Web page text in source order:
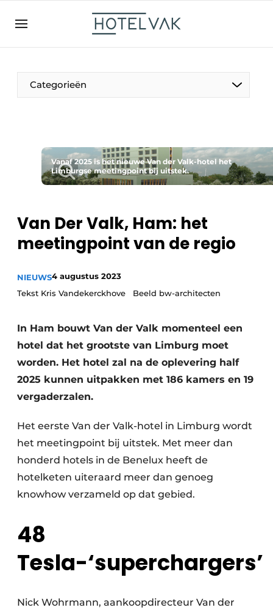
EN
NL
EN
FR
Categorieën
De Pen
Internationaal
Vanaf 2025 is het nieuwe Van der Valk-hotel het
Limburgse meetingpoint bij uitstek.
Van Der Valk, Ham: het
meetingpoint van de regio
NIEUWS4 augustus 2023
Tekst Kris Vandekerckhove Beeld bw-architecten
In Ham bouwt Van der Valk momenteel een
hotel dat het grootste van Limburg moet
worden. Het hotel zal na de oplevering half
2025 kunnen uitpakken met 186 kamers en 19
vergaderzalen.
Het eerste Van der Valk-hotel in Limburg wordt
het meetingpoint bij uitstek. Met meer dan
honderd hotels in de Benelux heeft de
hotelketen uiteraard meer dan genoeg
knowhow verzameld op dat gebied.
48
Tesla-‘superchargers’
Nick Wohrmann, aankoopdirecteur Van der